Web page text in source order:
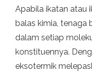
Apabila ikatan atau
balas kimia, tenaga
dalam setiap
konstituennya.
eksotermik